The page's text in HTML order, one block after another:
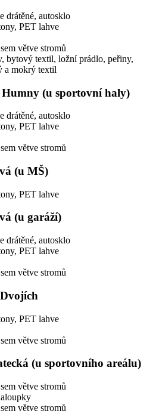
drátěné, autosklo
PET lahve
větve stromů
bytový textil, ložní prádlo, peřiny,
a mokrý textil
Humny (u sportovní haly)
drátěné, autosklo
PET lahve
větve stromů
(u MŠ)
PET lahve
(u garáží)
drátěné, autosklo
PET lahve
větve stromů
PET lahve
větve stromů
(u sportovního areálu)
větve stromů
větve stromů